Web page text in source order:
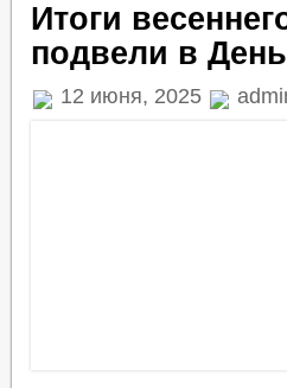
Итоги
подвели в
12 июня, 2025